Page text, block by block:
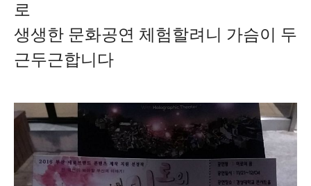
로
생생한 문화공연 체험할려니 가슴이 두
근두근합니다